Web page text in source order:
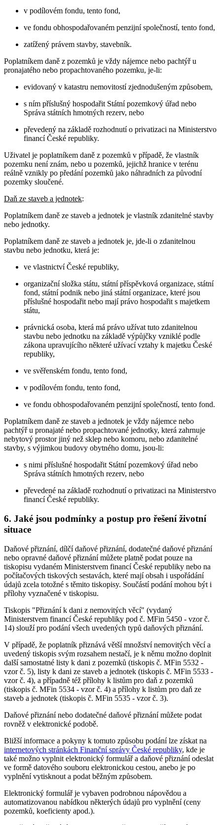
v podílovém fondu, tento fond,
ve fondu obhospodařovaném penzijní společností, tento fond,
zatížený právem stavby, stavebník.
Poplatníkem daně z pozemků je vždy nájemce nebo pachtýř u
pronajatého nebo propachtovaného pozemku, je-li:
evidovaný v katastru nemovitostí zjednodušeným způsobem,
s ním příslušný hospodařit Státní pozemkový úřad nebo
Správa státních hmotných rezerv, nebo
převedený na základě rozhodnutí o privatizaci na Ministerstvo
financí České republiky.
Uživatel je poplatníkem daně z pozemků v případě, že vlastník
pozemku není znám, nebo u pozemků, jejichž hranice v terénu
reálně vznikly po předání pozemků jako náhradních za původní
pozemky sloučené.
Daň ze staveb a jednotek:
Poplatníkem daně ze staveb a jednotek je vlastník zdanitelné stavby
nebo jednotky.
Poplatníkem daně ze staveb a jednotek je, jde-li o zdanitelnou
stavbu nebo jednotku, která je:
ve vlastnictví České republiky,
organizační složka státu, státní příspěvková organizace, státní
fond, státní podnik nebo jiná státní organizace, které jsou
příslušné hospodařit nebo mají právo hospodařit s majetkem
státu,
právnická osoba, která má právo užívat tuto zdanitelnou
stavbu nebo jednotku na základě výpůjčky vzniklé podle
zákona upravujícího některé užívací vztahy k majetku České
republiky,
ve svěřenském fondu, tento fond,
v podílovém fondu, tento fond,
ve fondu obhospodařovaném penzijní společností, tento fond.
Poplatníkem daně ze staveb a jednotek je vždy nájemce nebo
pachtýř u pronajaté nebo propachtované jednotky, která zahrnuje
nebytový prostor jiný než sklep nebo komoru, nebo zdanitelné
stavby, s výjimkou budovy obytného domu, jsou-li:
s nimi příslušné hospodařit Státní pozemkový úřad nebo
Správa státních hmotných rezerv, nebo
převedené na základě rozhodnutí o privatizaci na Ministerstvo
financí České republiky.
6. Jaké jsou podmínky a postup pro řešení životní
situace
Daňové přiznání, dílčí daňové přiznání, dodatečné daňové přiznání
nebo opravné daňové přiznání můžete platně podat pouze na
tiskopisu vydaném Ministerstvem financí České republiky nebo na
počítačových tiskových sestavách, které mají obsah i uspořádání
údajů zcela totožné s těmito tiskopisy. Součástí podání mohou být i
přílohy vyznačené v tiskopisu.
Tiskopis "Přiznání k dani z nemovitých věcí" (vydaný
Ministerstvem financí České republiky pod č. MFin 5450 - vzor č.
14) slouží pro podání všech uvedených typů daňových přiznání.
V případě, že poplatník přiznává větší množství nemovitých věcí a
uvedený tiskopis svým rozsahem nestačí, je k němu možno doplnit
další samostatné listy k dani z pozemků (tiskopis č. MFin 5532 -
vzor č. 5), listy k dani ze staveb a jednotek (tiskopis č. MFin 5533 -
vzor č. 4), a případně též přílohy k listům pro daň z pozemků
(tiskopis č. MFin 5534 - vzor č. 4) a přílohy k listům pro daň ze
staveb a jednotek (tiskopis č. MFin 5535 - vzor č. 3).
Daňové přiznání nebo dodatečné daňové přiznání můžete podat
rovněž v elektronické podobě.
Bližší informace a pokyny k tomuto způsobu podání lze získat na
internetových stránkách Finanční správy České republiky, kde je
také možno vyplnit elektronický formulář a daňové přiznání odeslat
ve formě datového souboru elektronickou cestou, anebo je po
vyplnění vytisknout a podat běžným způsobem.
Elektronický formulář je vybaven podrobnou nápovědou a
automatizovanou nabídkou některých údajů pro vyplnění (ceny
pozemků, koeficienty apod.).